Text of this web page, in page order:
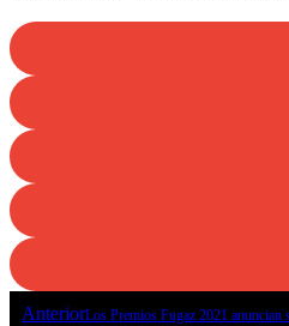
AnteriorLos Premios Fugaz 2021 anuncian